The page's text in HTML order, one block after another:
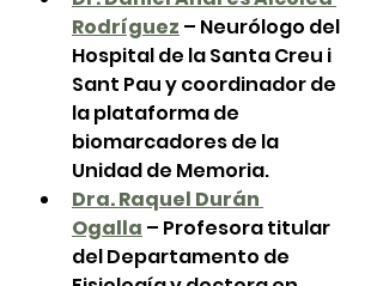
Rodríguez – Neurólogo del
Hospital de la Santa Creu i
Sant Pau y coordinador de
la plataforma de
biomarcadores de la
Unidad de Memoria.
Dra. Raquel Durán
Ogalla – Profesora titular
del Departamento de